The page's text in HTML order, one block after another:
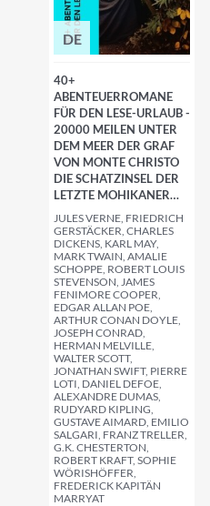
DE
40+
ABENTEUERROMANE
FÜR DEN LESE-URLAUB -
20000 MEILEN UNTER
DEM MEER DER GRAF
VON MONTE CHRISTO
DIE SCHATZINSEL DER
LETZTE MOHIKANER…
JULES VERNE, FRIEDRICH
GERSTÄCKER, CHARLES
DICKENS, KARL MAY,
MARK TWAIN, AMALIE
SCHOPPE, ROBERT LOUIS
STEVENSON, JAMES
FENIMORE COOPER,
EDGAR ALLAN POE,
ARTHUR CONAN DOYLE,
JOSEPH CONRAD,
HERMAN MELVILLE,
WALTER SCOTT,
JONATHAN SWIFT, PIERRE
LOTI, DANIEL DEFOE,
ALEXANDRE DUMAS,
RUDYARD KIPLING,
GUSTAVE AIMARD, EMILIO
SALGARI, FRANZ TRELLER,
G.K. CHESTERTON,
ROBERT KRAFT, SOPHIE
WÖRISHÖFFER,
FREDERICK KAPITÄN
MARRYAT